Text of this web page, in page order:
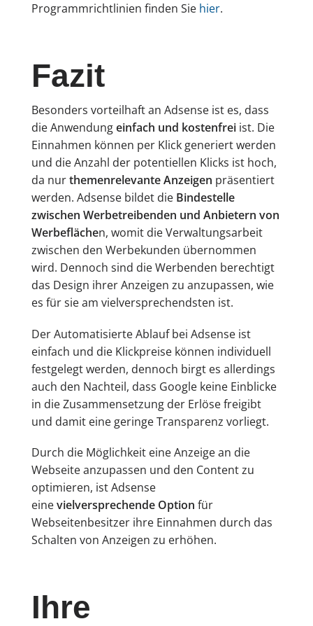
Programmrichtlinien finden Sie hier.
Fazit
Besonders vorteilhaft an Adsense ist es, dass
die Anwendungeinfach und kostenfreiist. Die
Einnahmen können per Klick generiert werden
und die Anzahl der potentiellen Klicks ist hoch,
da nurthemenrelevante Anzeigen präsentiert
werden. Adsense bildet die Bindestelle
zwischen Werbetreibenden und Anbietern von
Werbeflächen, womit die Verwaltungsarbeit
zwischen den Werbekunden übernommen
wird. Dennoch sind die Werbenden berechtigt
das Design ihrer Anzeigen zu anzupassen, wie
es für sie am vielversprechendsten ist.
Der Automatisierte Ablauf bei Adsense ist
einfach und die Klickpreise können individuell
festgelegt werden, dennoch birgt es allerdings
auch den Nachteil, dass Google keine Einblicke
in die Zusammensetzung der Erlöse freigibt
und damit eine geringe Transparenz vorliegt.
Durch die Möglichkeit eine Anzeige an die
Webseite anzupassen und den Content zu
optimieren, ist Adsense
einevielversprechende Option für
Webseitenbesitzer ihre Einnahmen durch das
Schalten von Anzeigen zu erhöhen.
Ihre